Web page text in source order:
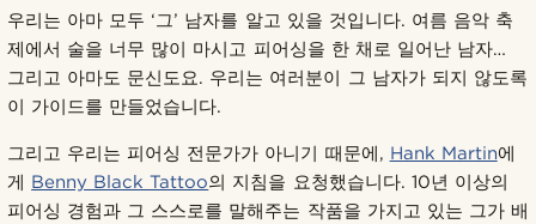
우리는 아마 모두 ‘그’ 남자를 알고 있을 것입니다. 여름 음악 축
제에서 술을 너무 많이 마시고 피어싱을 한 채로 일어난 남자…
그리고 아마도 문신도요. 우리는 여러분이 그 남자가 되지 않도록
이 가이드를 만들었습니다.
그리고 우리는 피어싱 전문가가 아니기 때문에, Hank Martin에
게 Benny Black Tattoo의 지침을 요청했습니다. 10년 이상의
피어싱 경험과 그 스스로를 말해주는 작품을 가지고 있는 그가 배